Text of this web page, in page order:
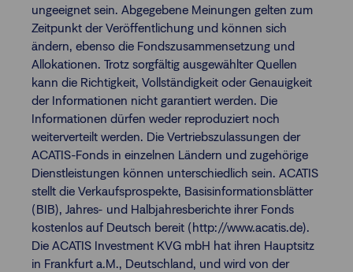
ungeeignet sein. Abgegebene Meinungen gelten zum
Zeitpunkt der Veröffentlichung und können sich
ändern, ebenso die Fondszusammensetzung und
Allokationen. Trotz sorgfältig ausgewählter Quellen
kann die Richtigkeit, Vollständigkeit oder Genauigkeit
der Informationen nicht garantiert werden. Die
Informationen dürfen weder reproduziert noch
weiterverteilt werden. Die Vertriebszulassungen der
ACATIS-Fonds in einzelnen Ländern und zugehörige
Dienstleistungen können unterschiedlich sein. ACATIS
stellt die Verkaufsprospekte, Basisinformationsblätter
(BIB), Jahres- und Halbjahresberichte ihrer Fonds
kostenlos auf Deutsch bereit (http://www.acatis.de).
Die ACATIS Investment KVG mbH hat ihren Hauptsitz
in Frankfurt a.M., Deutschland, und wird von der